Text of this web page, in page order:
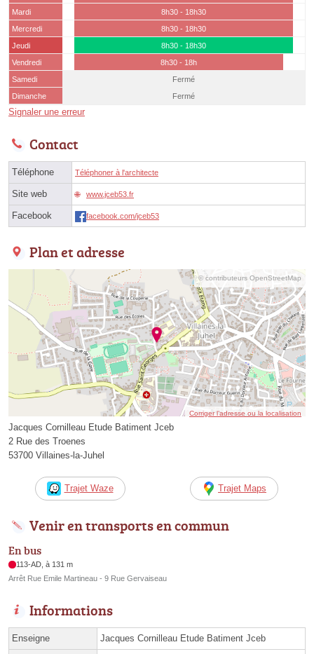
Mardi
8h30 - 18h30
Mercredi
8h30 - 18h30
Jeudi
8h30 - 18h30
Vendredi
8h30 - 18h
Samedi
Fermé
Dimanche
Fermé
Signaler une erreur
Contact
Téléphone Téléphoner à l'architecte
Site web www.jceb53.fr
Facebook facebook.com/jceb53
Plan et adresse
© contributeurs OpenStreetMap
Corriger l’adresse ou la localisation
Jacques Cornilleau Etude Batiment Jceb
2 Rue des Troenes
53700 Villaines-la-Juhel
Trajet Waze Trajet Maps
Venir en transports en commun
En bus
113-AD, à 131 m
Arrêt Rue Emile Martineau - 9 Rue Gervaiseau
Informations
Enseigne Jacques Cornilleau Etude Batiment Jceb